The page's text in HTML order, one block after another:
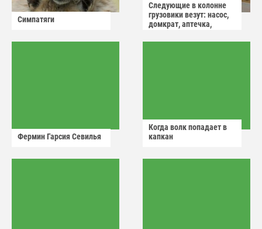
Симпатяги
Следующие в колонне
грузовики везут: насос,
домкрат, аптечка,
Фермин Гарсия Севилья
Когда волк попадает в
капкан